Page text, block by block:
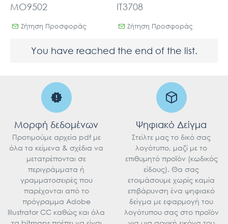
MO9502
Ζήτηση Προσφοράς
IT3708
Ζήτηση Προσφοράς
You have reached the end of the list.
Μορφή δεδομένων
Προτιμούμε αρχεία pdf με
όλα τα κείμενα & σχέδια να
μετατρέπονται σε
περιγράμματα ή
γραμματοσειρές που
παρέχονται από το
πρόγραμμα Adobe
Illustrator CC καθώς και όλα
Ψηφιακό Δείγμα
Στείλτε μας το δικό σας
λογότυπο, μαζί με το
επιθυμητό προϊόν (κωδικός
είδους). Θα σας
ετοιμάσουμε χωρίς καμία
επιβάρυνση ένα ψηφιακό
δείγμα με εφαρμογή του
λογότυπου σας στο προϊόν